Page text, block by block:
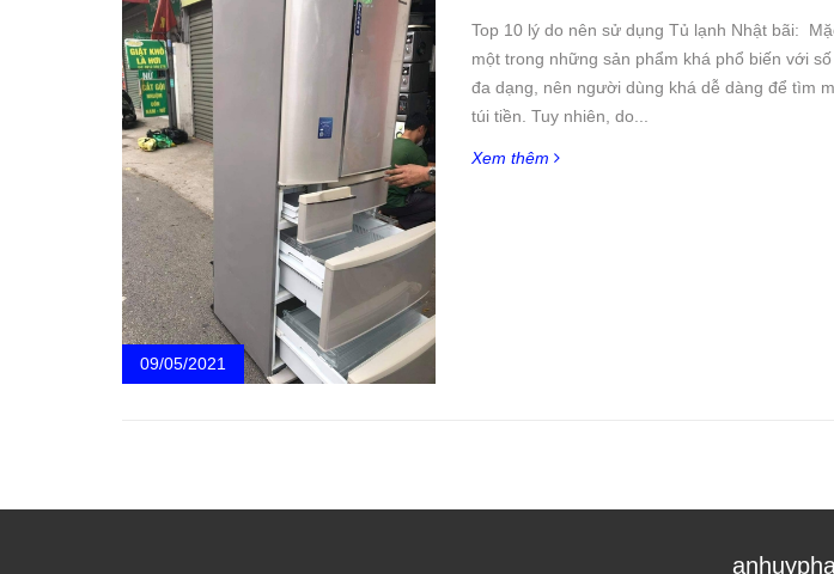
09/05/2021
Top 10 lý do nên sử dụng Tủ lạnh Nhật bãi:
một trong những sản phẩm khá phổ biến với
đa dạng, nên người dùng khá dễ dàng để tìm
túi tiền. Tuy nhiên, do...
Xem thêm